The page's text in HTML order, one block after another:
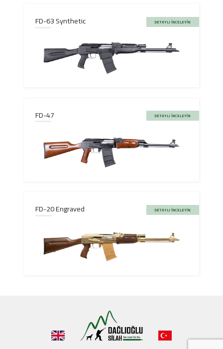
FD-63 Synthetic DETAYLI İNCELEYİN
FD-47 DETAYLI İNCELEYİN
FD-20 Engraved DETAYLI İNCELEYİN